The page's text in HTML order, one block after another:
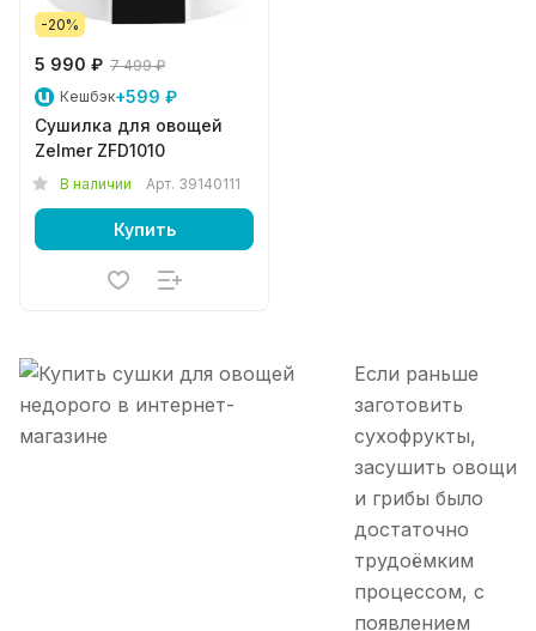
-20%
5 990 ₽ 7 499 ₽
Кешбэк+599 ₽
Сушилка для овощей
Zelmer ZFD1010
В наличии Арт. 39140111
Купить
Если раньше
заготовить
сухофрукты,
засушить овощи
и грибы было
достаточно
трудоёмким
процессом, с
появлением